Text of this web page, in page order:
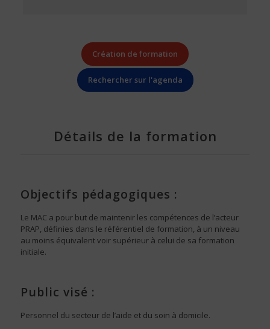
Création de formation
Rechercher sur l'agenda
Détails de la formation
Objectifs pédagogiques :
Le MAC a pour but de maintenir les compétences de l’acteur
PRAP, définies dans le référentiel de formation, à un niveau
au moins équivalent voir supérieur à celui de sa formation
initiale.
Public visé :
Personnel du secteur de l’aide et du soin à domicile.